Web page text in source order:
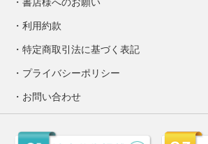
利用約款
特定商取引法に基づく表記
プライバシーポリシー
お問い合わせ